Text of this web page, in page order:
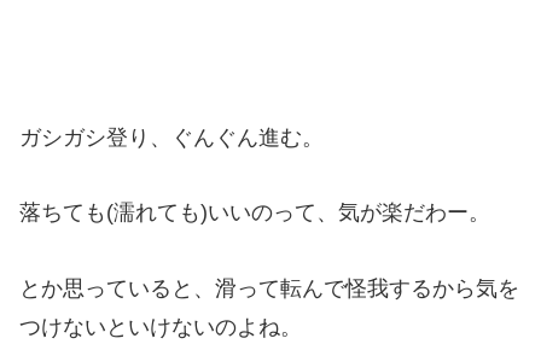
ガシガシ登り、ぐんぐん進む。
落ちても(濡れても)いいのって、気が楽だわー。
とか思っていると、滑って転んで怪我するから気を
つけないといけないのよね。